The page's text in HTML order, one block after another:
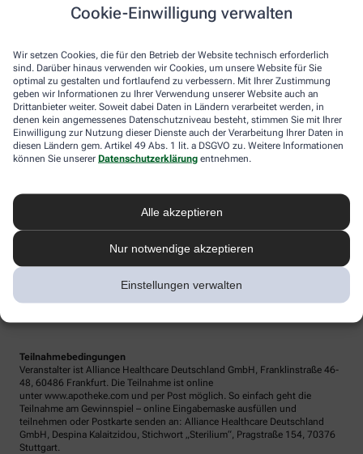
Cookie-Einwilligung verwalten
Wir setzen Cookies, die für den Betrieb der Website technisch erforderlich
sind. Darüber hinaus verwenden wir Cookies, um unsere Website für Sie
optimal zu gestalten und fortlaufend zu verbessern. Mit Ihrer Zustimmung
geben wir Informationen zu Ihrer Verwendung unserer Website auch an
Drittanbieter weiter. Soweit dabei Daten in Ländern verarbeitet werden, in
denen kein angemessenes Datenschutzniveau besteht, stimmen Sie mit Ihrer
Einwilligung zur Nutzung dieser Dienste auch der Verarbeitung Ihrer Daten in
diesen Ländern gem. Artikel 49 Abs. 1 lit. a DSGVO zu. Weitere Informationen
können Sie unserer Datenschutzerklärung entnehmen.
Alle akzeptieren
Nur notwendige akzeptieren
Einstellungen verwalten
Teilnahmebedingungen
Veranstalter ist Alliance Healthcare Deutschland GmbH, Franklinstraße 46-
48, 60486 Frankfurt. Die Teilnahme ist online
unter www.apotheke.com und per Post möglich. So einfach geht die
Teilnahme am Gewinnspiel – online Eingabemaske ausfüllen und
teilnehmen oder Postkarte senden an: Alliance Healthcare Deutschland
GmbH, Despina Kalaitzidou, Stichwort „Sterilium“, Pragstraße 154, 70376
Stuttgart.